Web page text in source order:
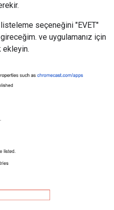
seçeneğini "EVET"
ve uygulamanız için
ekleyin.